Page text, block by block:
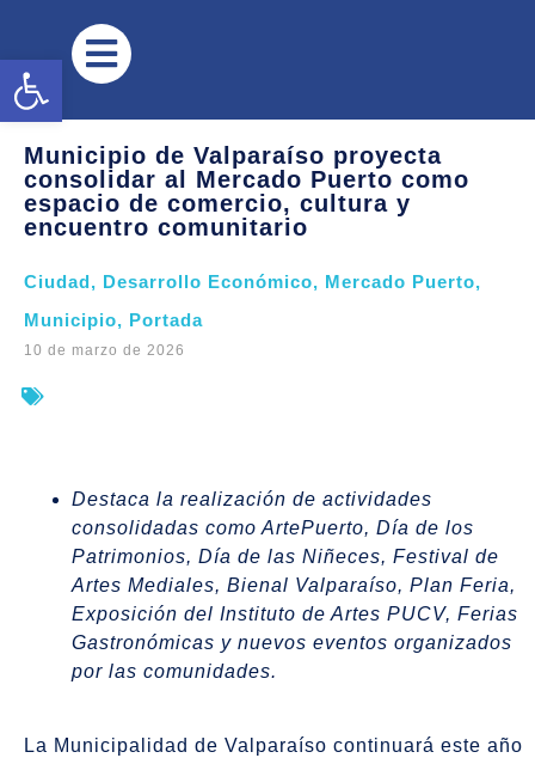
Abrir barra de herramientas
Municipio de Valparaíso proyecta
consolidar al Mercado Puerto como
espacio de comercio, cultura y
encuentro comunitario
Ciudad, Desarrollo Económico, Mercado Puerto,
Municipio, Portada
10 de marzo de 2026
Destaca la realización de actividades
consolidadas como ArtePuerto, Día de los
Patrimonios, Día de las Niñeces, Festival de
Artes Mediales, Bienal Valparaíso, Plan Feria,
Exposición del Instituto de Artes PUCV, Ferias
Gastronómicas y nuevos eventos organizados
por las comunidades.
La Municipalidad de Valparaíso continuará este año